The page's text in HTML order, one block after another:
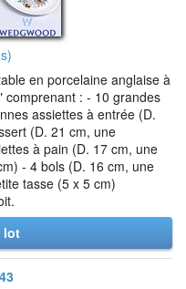
en porcelaine anglaise à
comprenant : - 10 grandes
assiettes à entrée (D.
(D. 21 cm, une
à pain (D. 17 cm, une
- 4 bols (D. 16 cm, une
tasse (5 x 5 cm)
lot